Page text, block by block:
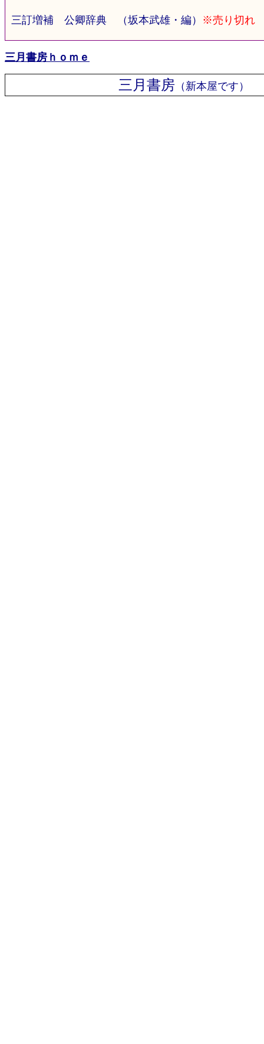
三訂増補 公卿辞典 （坂本武雄・編） ※売り切れ
三月書房ｈｏｍｅ
三月書房 （新本屋です